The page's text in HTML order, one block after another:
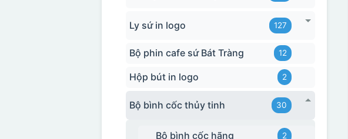
Ly sứ in logo 127
Bộ phin cafe sứ Bát Tràng 12
Hộp bút in logo 2
Bộ bình cốc thủy tinh 30
Bộ bình cốc hãng 2